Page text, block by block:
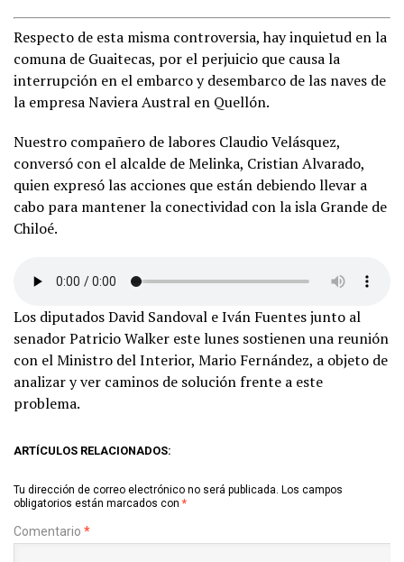
Respecto de esta misma controversia, hay inquietud en la
comuna de Guaitecas, por el perjuicio que causa la
interrupción en el embarco y desembarco de las naves de
la empresa Naviera Austral en Quellón.
Nuestro compañero de labores Claudio Velásquez,
conversó con el alcalde de Melinka, Cristian Alvarado,
quien expresó las acciones que están debiendo llevar a
cabo para mantener la conectividad con la isla Grande de
Chiloé.
Los diputados David Sandoval e Iván Fuentes junto al
senador Patricio Walker este lunes sostienen una reunión
con el Ministro del Interior, Mario Fernández, a objeto de
analizar y ver caminos de solución frente a este
problema.
ARTÍCULOS RELACIONADOS:
Tu dirección de correo electrónico no será publicada. Los campos
obligatorios están marcados con *
Comentario *